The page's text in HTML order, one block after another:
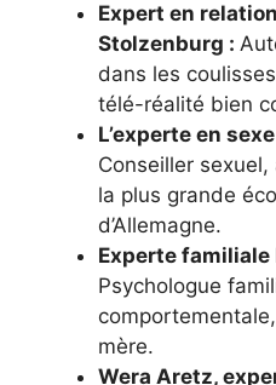
Expert en
Stolzenburg :
dans les
télé-réalité bien
L’experte en
Conseiller
la plus grande
d’Allemagne.
Experte familiale
Psychologue
mère.
Wera Aretz,